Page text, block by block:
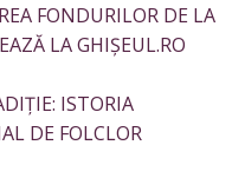
FONDURILOR DE LA
LA GHIȘEUL.RO
ISTORIA
DE FOLCLOR